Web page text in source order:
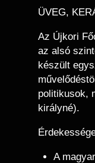
ÜVEG,
Az Újkori
az alsó
készült
politikusok,
királyné).
A